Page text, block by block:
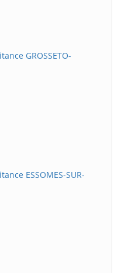
GROSSETO-
ESSOMES-SUR-